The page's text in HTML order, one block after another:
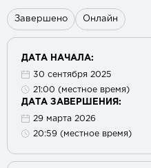
Завершено Онлайн
ДАТА НАЧАЛА:
30 сентября 2025
21:00 (местное время)
ДАТА ЗАВЕРШЕНИЯ:
29 марта 2026
20:59 (местное время)